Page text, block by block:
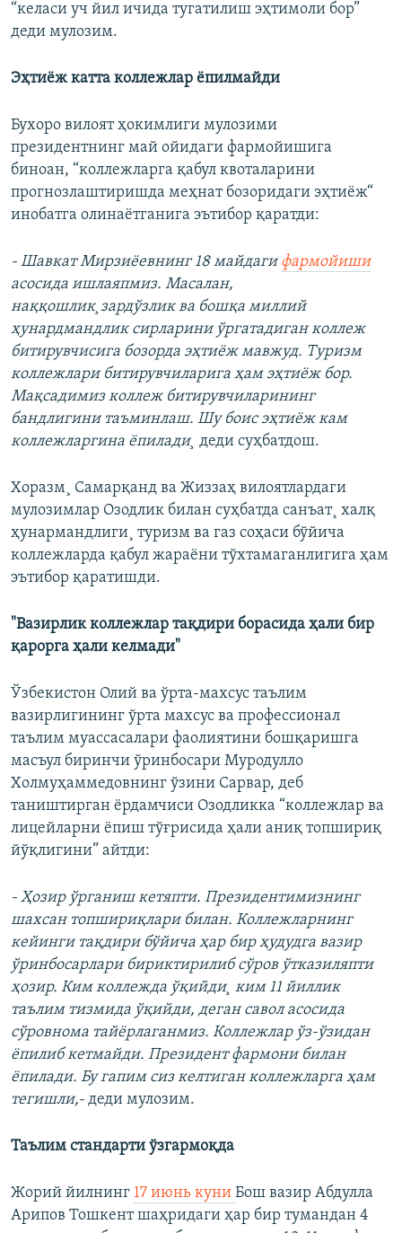
“келаси уч йил ичида тугатилиш эҳтимоли бор”
деди мулозим.
Эҳтиëж катта коллежлар ëпилмайди
Бухоро вилоят ҳокимлиги мулозими
президентнинг май ойидаги фармойишига
биноан, “коллежларга қабул квоталарини
прогнозлаштиришда меҳнат бозоридаги эҳтиëж“
инобатга олинаëтганига эътибор қаратди:
- Шавкат Мирзиёевнинг 18 майдагифармойиши
асосида ишлаяпмиз. Масалан,
наққошлик¸зардўзлик ва бошқа миллий
ҳунардмандлик сирларини ўргатадиган коллеж
битирувчисига бозорда эҳтиëж мавжуд. Туризм
коллежлари битирувчиларига ҳам эҳтиëж бор.
Мақсадимиз коллеж битирувчиларининг
бандлигини таъминлаш. Шу боис эҳтиëж кам
коллежларгина ëпилади¸ деди суҳбатдош.
Хоразм¸ Самарқанд ва Жиззаҳ вилоятлардаги
мулозимлар Озодлик билан суҳбатда санъат¸ халқ
ҳунармандлиги¸ туризм ва газ соҳаси бўйича
коллежларда қабул жараëни тўхтамаганлигига ҳам
эътибор қаратишди.
"Вазирлик коллежлар тақдири борасида ҳали бир
қарорга ҳали келмади"
Ўзбекистон Олий ва ўрта-махсус таълим
вазирлигининг ўрта махсус ва профессионал
таълим муассасалари фаолиятини бошқаришга
масъул биринчи ўринбосари Муродулло
Холмуҳаммедовнинг ўзини Сарвар, деб
таништирган ёрдамчиси Озодликка “коллежлар ва
лицейларни ёпиш тўғрисида ҳали аниқ топшириқ
йўқлигини” айтди:
- Ҳозир ўрганиш кетяпти. Президентимизнинг
шахсан топшириқлари билан. Коллежларнинг
кейинги тақдири бўйича ҳар бир ҳудудга вазир
ўринбосарлари бириктирилиб сўров ўтказиляпти
ҳозир. Ким коллежда ўқийди¸ ким 11 йиллик
таълим тизмида ўқийди, деган савол асосида
сўровнома тайëрлаганмиз. Коллежлар ўз-ўзидан
ëпилиб кетмайди. Президент фармони билан
ëпилади. Бу гапим сиз келтиган коллежларга ҳам
тегишли,- деди мулозим.
Таълим стандарти ўзгармоқда
Жорий йилнинг 17 июнь куни Бош вазир Абдулла
Арипов Тошкент шаҳридаги ҳар бир тумандан 4